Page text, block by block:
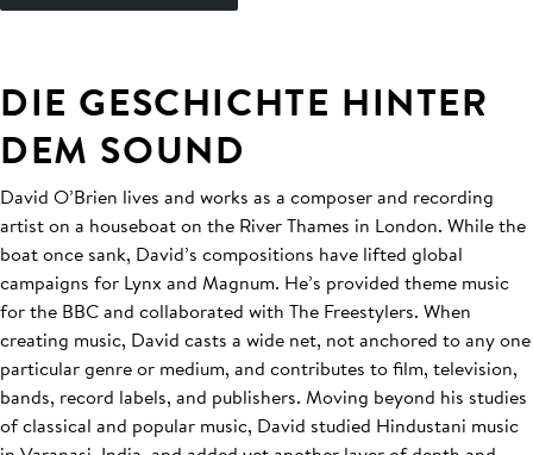
DIE GESCHICHTE HINTER
DEM SOUND
David O’Brien lives and works as a composer and recording
artist on a houseboat on the River Thames in London. While the
boat once sank, David’s compositions have lifted global
campaigns for Lynx and Magnum. He’s provided theme music
for the BBC and collaborated with The Freestylers. When
creating music, David casts a wide net, not anchored to any one
particular genre or medium, and contributes to film, television,
bands, record labels, and publishers. Moving beyond his studies
of classical and popular music, David studied Hindustani music